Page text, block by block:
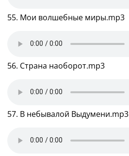
55. Мои волшебные миры.mp3
56. Страна наоборот.mp3
57. В небывалой Выдумени.mp3